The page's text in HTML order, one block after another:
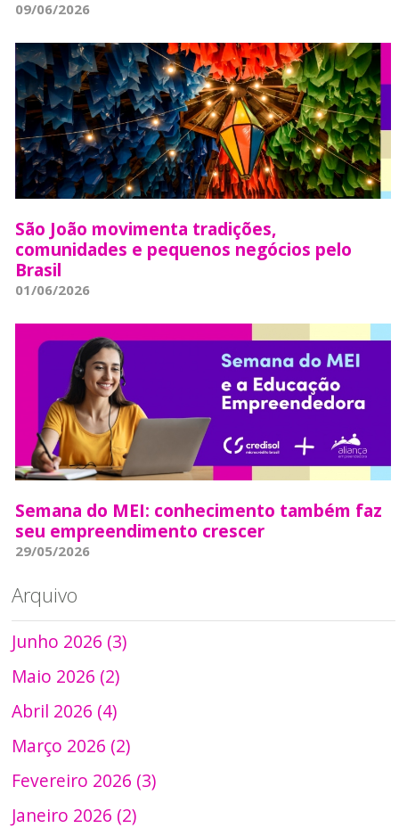
09/06/2026
São João movimenta tradições,
comunidades e pequenos negócios pelo
Brasil
01/06/2026
Semana do MEI: conhecimento também faz
seu empreendimento crescer
29/05/2026
Arquivo
Junho 2026 (3)
Maio 2026 (2)
Abril 2026 (4)
Março 2026 (2)
Fevereiro 2026 (3)
Janeiro 2026 (2)